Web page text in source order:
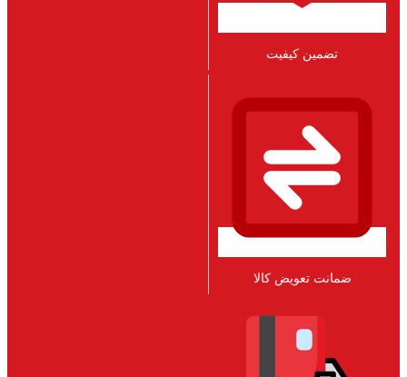
تضمین کیفیت
ضمانت تعویض کالا​